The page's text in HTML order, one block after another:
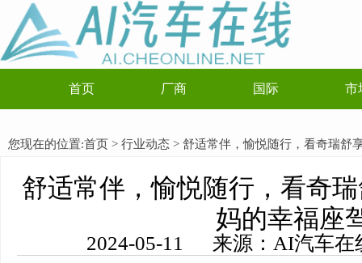
首页 厂商 国际 市
您现在的位置:首页 > 行业动态 > 舒适常伴，愉悦随行，看奇瑞舒
舒适常伴，愉悦随行，看奇
妈的幸福座
2024-05-11 来源：AI汽车